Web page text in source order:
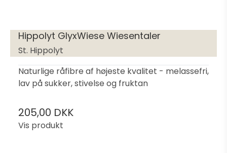
Hippolyt GlyxWiese Wiesentaler
St. Hippolyt
Naturlige råfibre af højeste kvalitet - melassefri,
lav på sukker, stivelse og fruktan
205,00 DKK
Vis produkt